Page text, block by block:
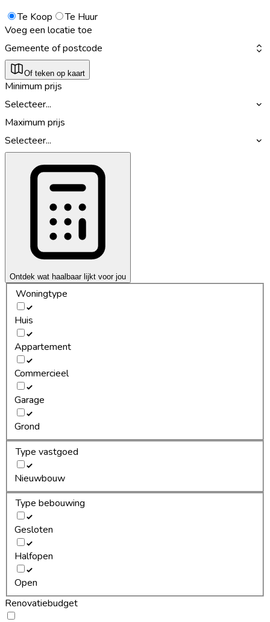
Te Koop
Te Huur
Voeg een locatie toe
Gemeente of postcode
Of teken op kaart
Minimum prijs
Selecteer...
Maximum prijs
Selecteer...
Ontdek wat haalbaar lijkt voor jou
Woningtype
Huis
Appartement
Commercieel
Garage
Grond
Type vastgoed
Nieuwbouw
Type bebouwing
Gesloten
Halfopen
Open
Renovatiebudget